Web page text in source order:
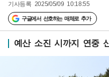
기사등록 2025/05/09 10:18:55
구글에서 선호하는 매체로 추가
예산 소진 시까지 연중